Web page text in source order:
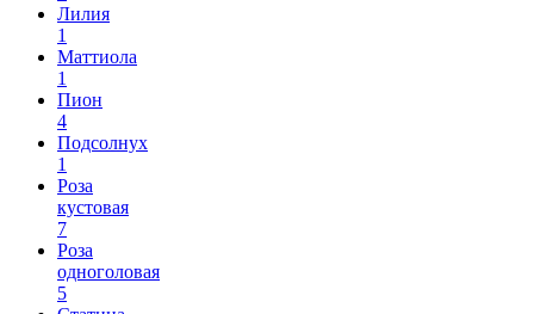
Лилия
1
Маттиола
1
Пион
4
Подсолнух
1
Роза
кустовая
7
Роза
одноголовая
5